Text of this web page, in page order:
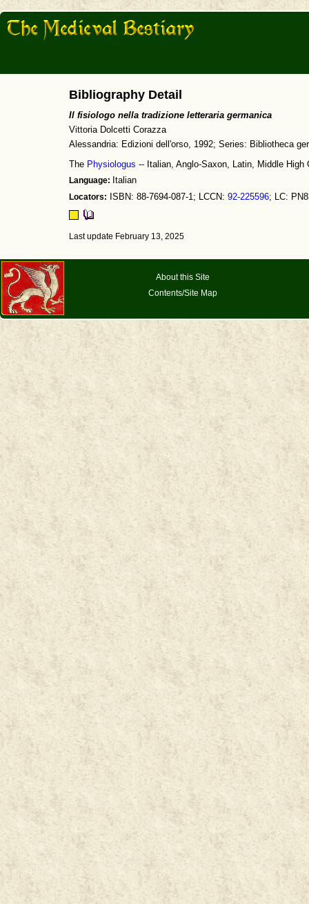
Bibliography Detail
Il fisiologo nella tradizione letteraria germanica
Vittoria Dolcetti Corazza
Alessandria: Edizioni dell'orso, 1992; Series: Bibliotheca
The Physiologus -- Italian, Anglo-Saxon, Latin, Middle
Language: Italian
Locators: ISBN: 88-7694-087-1; LCCN: 92-225596; LC:
Last update February 13, 2025
About this Site
Contents/Site Map